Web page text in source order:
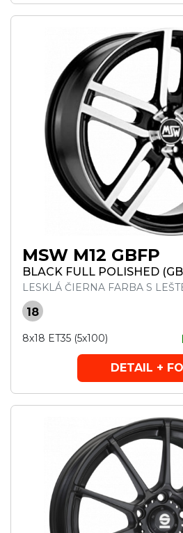
MSW M12 GBFP
BLACK FULL POLISHED
LESKLÁ ČIERNA FARBA S
18
8x18 ET35 (5x100)
DETAIL +